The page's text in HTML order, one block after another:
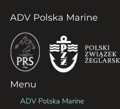
ADV Polska Marine
Menu
ADV Polska Marine